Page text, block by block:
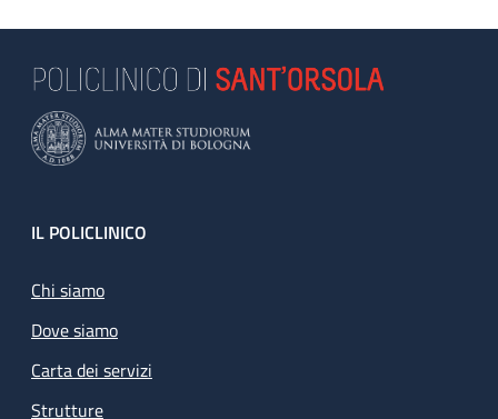
Footer
IL POLICLINICO
Chi siamo
Dove siamo
Carta dei servizi
Strutture